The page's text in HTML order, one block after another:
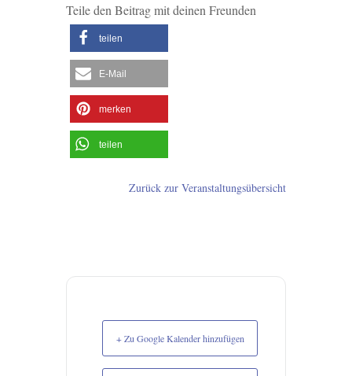
Teile den Beitrag mit deinen Freunden
teilen
E-Mail
merken
teilen
Zurück zur Veranstaltungsübersicht
+ Zu Google Kalender hinzufügen